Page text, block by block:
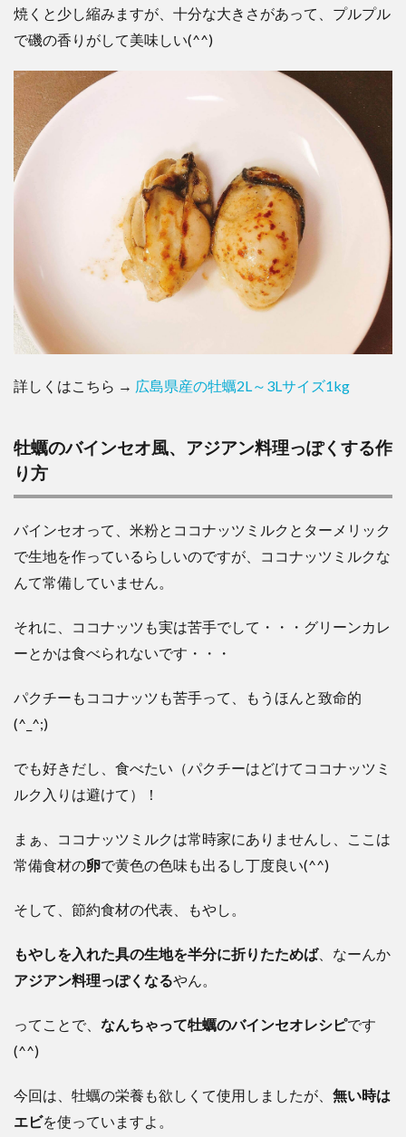
焼くと少し縮みますが、十分な大きさがあって、プルプル
で磯の香りがして美味しい(^^)
詳しくはこちら → 広島県産の牡蠣2L～3Lサイズ1kg
牡蠣のバインセオ風、アジアン料理っぽくする作
り方
バインセオって、米粉とココナッツミルクとターメリック
で生地を作っているらしいのですが、ココナッツミルクな
んて常備していません。
それに、ココナッツも実は苦手でして・・・グリーンカレ
ーとかは食べられないです・・・
パクチーもココナッツも苦手って、もうほんと致命的
(^_^;)
でも好きだし、食べたい（パクチーはどけてココナッツミ
ルク入りは避けて）！
まぁ、ココナッツミルクは常時家にありませんし、ここは
常備食材の卵で黄色の色味も出るし丁度良い(^^)
そして、節約食材の代表、もやし。
もやしを入れた具の生地を半分に折りたためば、なーんか
アジアン料理っぽくなるやん。
ってことで、 なんちゃって牡蠣のバインセオレシピです
(^^)
今回は、牡蠣の栄養も欲しくて使用しましたが、 無い時は
エビを使っていますよ。